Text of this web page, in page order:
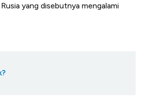
yang disebutnya mengalami